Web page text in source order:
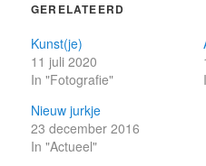
GERELATEERD
Kunst(je)
11 juli 2020
In "Fotografie"
Nieuw jurkje
23 december 2016
In "Actueel"